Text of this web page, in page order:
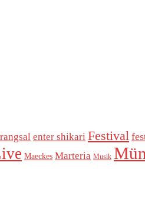
enter shikari Festival
Maeckes Marteria Musik